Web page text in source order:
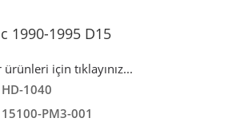
1990-1995 D15
için tıklayınız...
HD-1040
15100-PM3-001